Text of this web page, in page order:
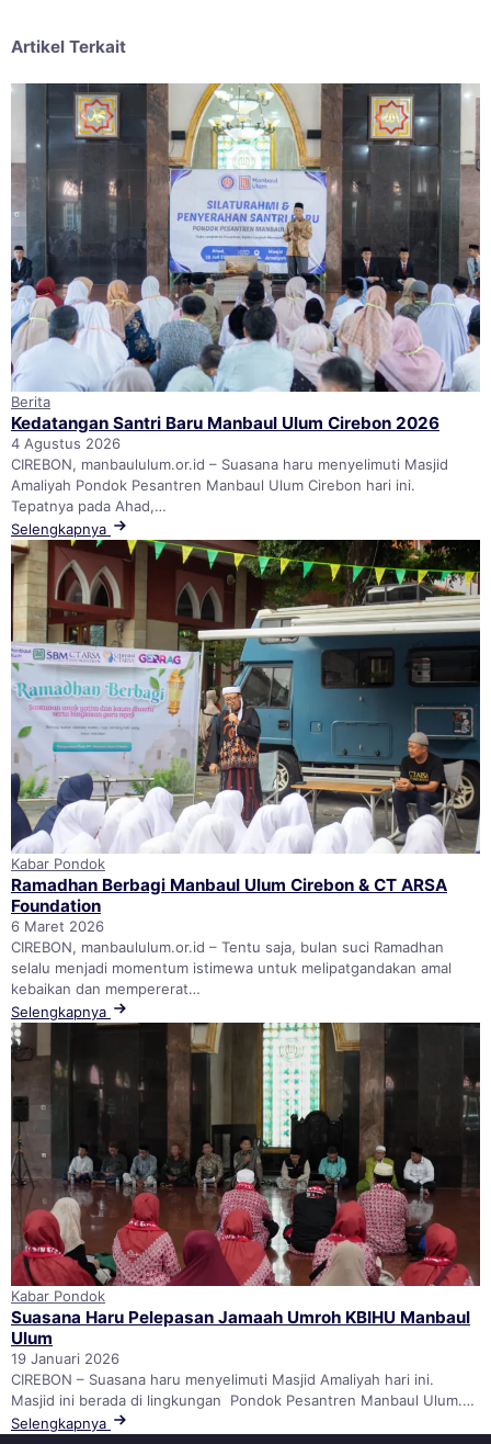
Artikel Terkait
Berita
Kedatangan Santri Baru Manbaul Ulum Cirebon 2026
4 Agustus 2026
CIREBON, manbaululum.or.id – Suasana haru menyelimuti Masjid
Amaliyah Pondok Pesantren Manbaul Ulum Cirebon hari ini.
Tepatnya pada Ahad,…
Selengkapnya
Kabar Pondok
Ramadhan Berbagi Manbaul Ulum Cirebon & CT ARSA
Foundation
6 Maret 2026
CIREBON, manbaululum.or.id – Tentu saja, bulan suci Ramadhan
selalu menjadi momentum istimewa untuk melipatgandakan amal
kebaikan dan mempererat…
Selengkapnya
Kabar Pondok
Suasana Haru Pelepasan Jamaah Umroh KBIHU Manbaul
Ulum
19 Januari 2026
CIREBON – Suasana haru menyelimuti Masjid Amaliyah hari ini.
Masjid ini berada di lingkungan Pondok Pesantren Manbaul Ulum.…
Selengkapnya